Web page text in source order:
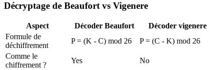
Décryptage de Beaufort vs Vigenere
Aspect Décoder Beaufort
Décoder vigenere
Formule de
déchiffrement
P = (K - C) mod 26
P = (C - K) mod 26
Comme le
chiffrement ?
Yes No